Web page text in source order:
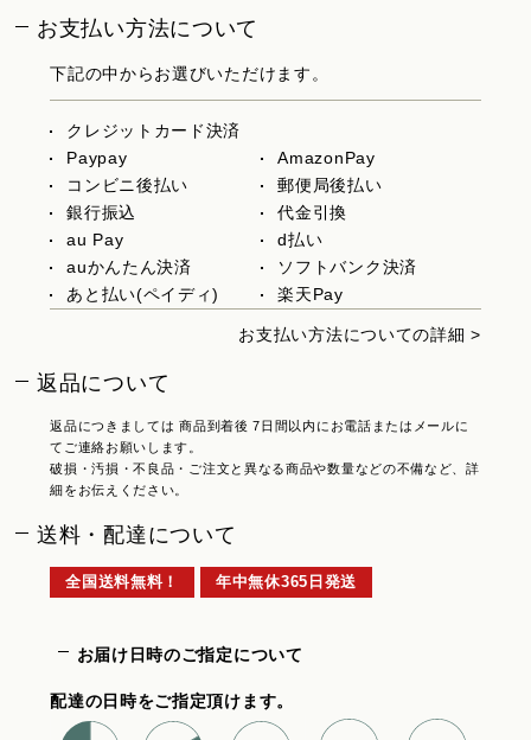
お支払い方法について
下記の中からお選びいただけます。
クレジットカード決済
Paypay
AmazonPay
コンビニ後払い
郵便局後払い
銀行振込
代金引換
au Pay
d払い
auかんたん決済
ソフトバンク決済
あと払い(ペイディ)
楽天Pay
お支払い方法についての詳細 >
返品について
返品につきましては 商品到着後 7日間以内にお電話またはメールに
てご連絡お願いします。
破損・汚損・不良品・ご注文と異なる商品や数量などの不備など、詳
細をお伝えください。
送料・配達について
全国送料無料！ 年中無休365日発送
お届け日時のご指定について
配達の日時をご指定頂けます。